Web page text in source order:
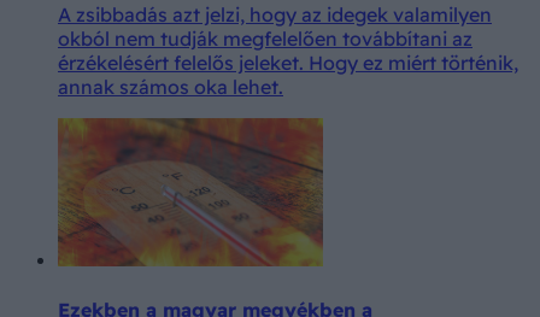
A zsibbadás azt jelzi, hogy az idegek valamilyen
okból nem tudják megfelelően továbbítani az
érzékelésért felelős jeleket. Hogy ez miért történik,
annak számos oka lehet.
Ezekben a magyar megyékben a